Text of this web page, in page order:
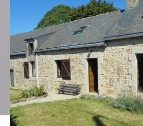
Type de bien
Sélectionner